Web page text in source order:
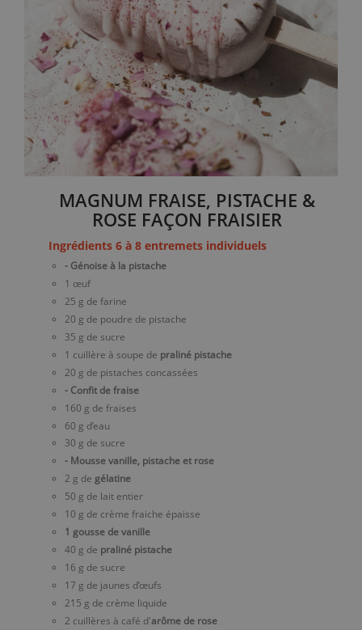
MAGNUM FRAISE, PISTACHE &
ROSE FAÇON FRAISIER
Ingrédients 6 à 8 entremets individuels
- Génoise à la pistache
1 œuf
25 g de farine
20 g de poudre de pistache
35 g de sucre
1 cuillère à soupe de praliné pistache
20 g de pistaches concassées
- Confit de fraise
160 g de fraises
60 g d’eau
30 g de sucre
- Mousse vanille, pistache et rose
2 g de gélatine
50 g de lait entier
10 g de crème fraiche épaisse
1 gousse de vanille
40 g de praliné pistache
16 g de sucre
17 g de jaunes d’œufs
215 g de crème liquide
2 cuillères à café d'arôme de rose